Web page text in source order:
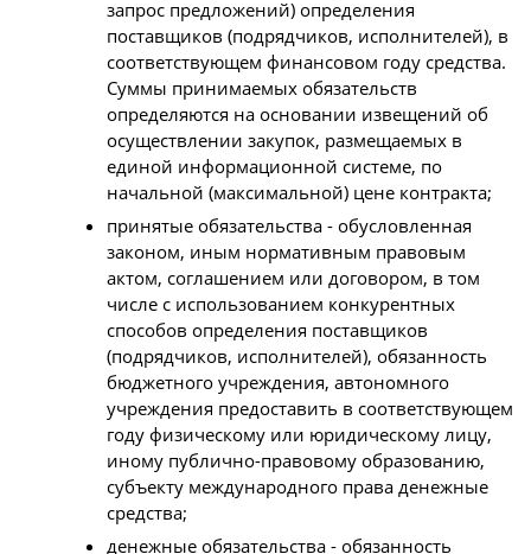
запрос предложений) определения
поставщиков (подрядчиков, исполнителей), в
соответствующем финансовом году средства.
Суммы принимаемых обязательств
определяются на основании извещений об
осуществлении закупок, размещаемых в
единой информационной системе, по
начальной (максимальной) цене контракта;
принятые обязательства - обусловленная
законом, иным нормативным правовым
актом, соглашением или договором, в том
числе с использованием конкурентных
способов определения поставщиков
(подрядчиков, исполнителей), обязанность
бюджетного учреждения, автономного
учреждения предоставить в соответствующем
году физическому или юридическому лицу,
иному публично-правовому образованию,
субъекту международного права денежные
средства;
денежные обязательства - обязанность